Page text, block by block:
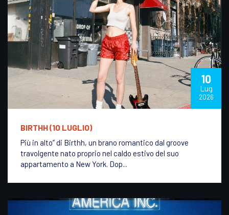
10
Lug
2026
BIRTHH (10 LUGLIO)
Più in alto” di Birthh, un brano romantico dal groove
travolgente nato proprio nel caldo estivo del suo
appartamento a New York. Dop...